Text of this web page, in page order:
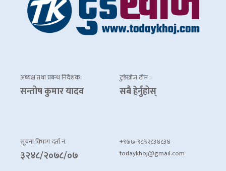
अध्यक्ष तथा प्रबन्ध निर्देशक:
सन्तोष कुमार यादव
टुडेखोज टीम :
सबै हेर्नुहोस्
सूचना विभाग दर्ता नं.
३२४८/२०७८/०७
+९७७-९८५२८३४८३४
todaykhoj@gmail.com